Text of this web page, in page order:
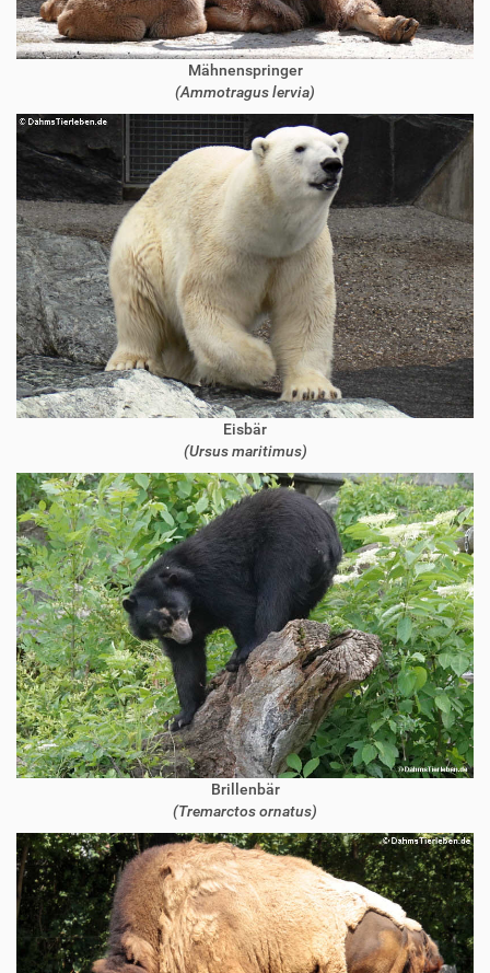
Mähnenspringer
(Ammotragus lervia)
Eisbär
(Ursus maritimus)
Brillenbär
(Tremarctos ornatus)